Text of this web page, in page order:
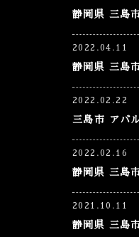
静岡県 三島
2022.04.11
静岡県 三島
2022.02.22
三島市 アバ
2022.02.16
静岡県 三島
2021.10.11
静岡県 三島